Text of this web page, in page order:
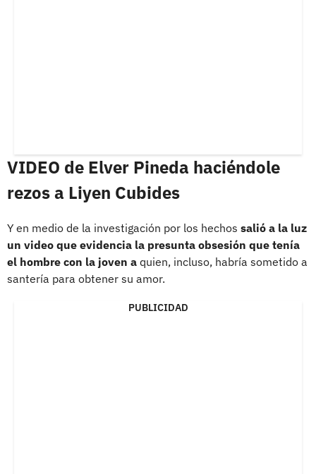
VIDEO de Elver Pineda haciéndole
rezos a Liyen Cubides
Y en medio de la investigación por los hechos salió a la luz
un video que evidencia la presunta obsesión que tenía
el hombre con la joven a quien, incluso, habría sometido a
santería para obtener su amor.
PUBLICIDAD